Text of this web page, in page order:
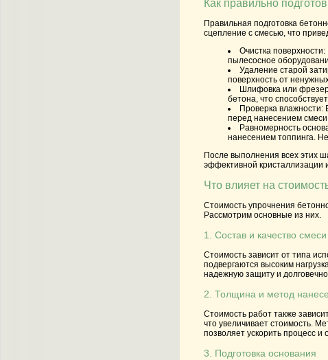
Как правильно
Правильная подготовка
сцепление с смесью, что
Очистка поверхности:
пылесосное
Удаление старой
поверхность от
Шлифовка или
бетона, что
Проверка влажности:
перед нанесением
Равномерность
нанесением топпинга.
После выполнения всех этих
эффективной кристаллизации
Что влияет на
Стоимость упрочнения
Рассмотрим основные из них.
1. Состав и качество
Стоимость зависит от типа
подвергаются высоким
надежную защиту и
2. Толщина и метод
Стоимость работ также
что увеличивает стоимость.
позволяет ускорить процесс
3. Подготовка основания